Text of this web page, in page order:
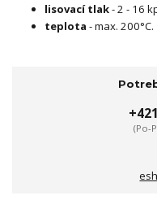
lisovací tlak- 2 - 16
teplota - max. 200°C.
(Po-